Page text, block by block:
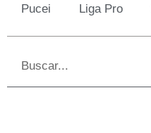
Pucei Liga Pro